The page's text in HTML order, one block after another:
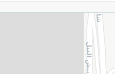
الملاحظة:
قد يتغير التعبئة بناءً على التوفر.